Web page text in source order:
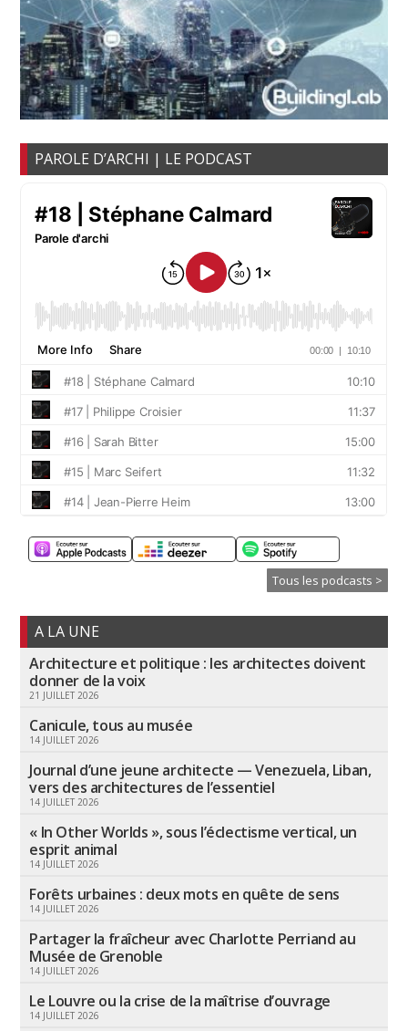
PAROLE D’ARCHI | LE PODCAST
Tous les podcasts >
A LA UNE
Architecture et politique : les architectes doivent
donner de la voix
21 JUILLET 2026
Canicule, tous au musée
14 JUILLET 2026
Journal d’une jeune architecte — Venezuela, Liban,
vers des architectures de l’essentiel
14 JUILLET 2026
« In Other Worlds », sous l’éclectisme vertical, un
esprit animal
14 JUILLET 2026
Forêts urbaines : deux mots en quête de sens
14 JUILLET 2026
Partager la fraîcheur avec Charlotte Perriand au
Musée de Grenoble
14 JUILLET 2026
Le Louvre ou la crise de la maîtrise d’ouvrage
14 JUILLET 2026